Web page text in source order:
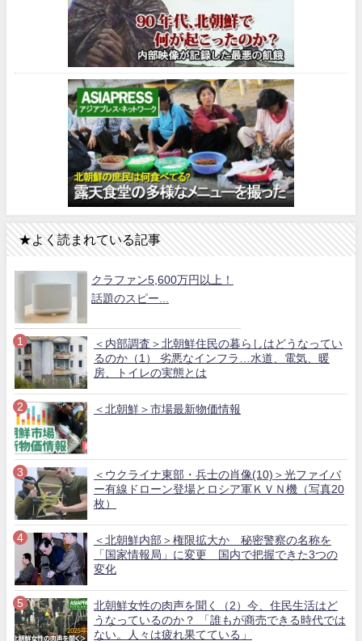
★よく読まれている記事
クラファン5,600万円以上！
話題のスピー...
＜内部調査＞北朝鮮住民の暮らしはどうなってい
るのか（1） 劣悪なインフラ…水道、電気、暖
房、トイレの実態とは
＜北朝鮮＞市場最新物価情報
＜ウクライナ東部・兵士の肖像(10)＞光ファイバ
ー有線ドローン登場とロシア軍ＫＶＮ機（写真20
枚）
＜北朝鮮内部＞権限拡大か 秘密警察の名称を
「国家情報局」に変更 国内で把握できた3つの
変化
北朝鮮女性の肉声を聞く（2）今、住民生活はど
うなっているのか？ 「誰もが商売できる時代では
ない。人々は疲れ果てている」